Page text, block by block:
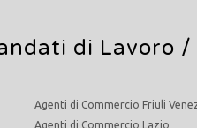
di Lavoro /
Agenti di Commercio Friuli
Agenti di Commercio Lazio